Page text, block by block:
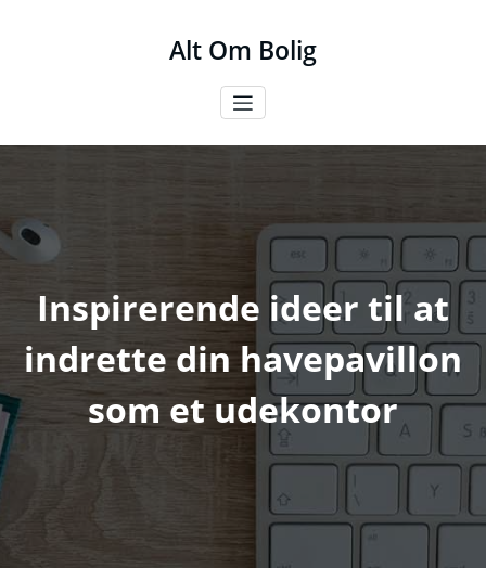
Alt Om Bolig
Inspirerende ideer til at
indrette din havepavillon
som et udekontor